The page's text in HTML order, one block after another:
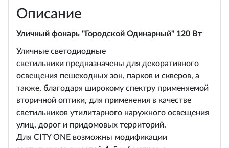
Описание
Уличный фонарь "Городской Одинарный" 120 Вт
Уличные светодиодные
светильники предназначены для декоративного
освещения пешеходных зон, парков и скверов, а
также, благодаря широкому спектру применяемой
вторичной оптики, для применения в качестве
светильников утилитарного наружного освещения
улиц, дорог и придомовых территорий.
Для CITY ONE возможны модификации